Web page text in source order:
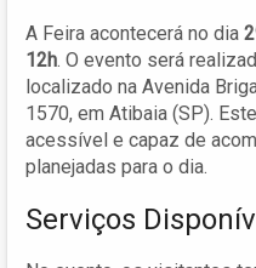
A Feira acontecerá no dia
12h. O evento será
localizado na Avenida
1570, em Atibaia (SP).
acessível e capaz de
planejadas para o dia.
Serviços